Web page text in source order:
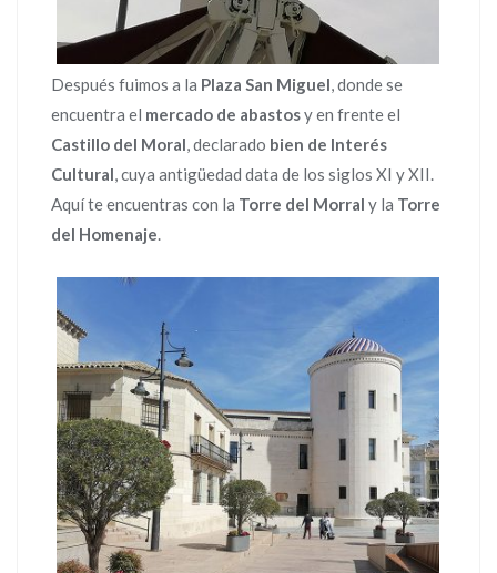
Después fuimos a la Plaza San Miguel, donde se
encuentra el mercado de abastosy en frente el
Castillo del Moral, declarado bien de Interés
Cultural, cuya antigüedad data de los siglos XI y XII.
Aquí te encuentras con la Torre del Morral y la Torre
del Homenaje.